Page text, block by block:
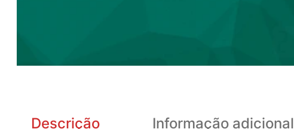
Descrição Informação adicional